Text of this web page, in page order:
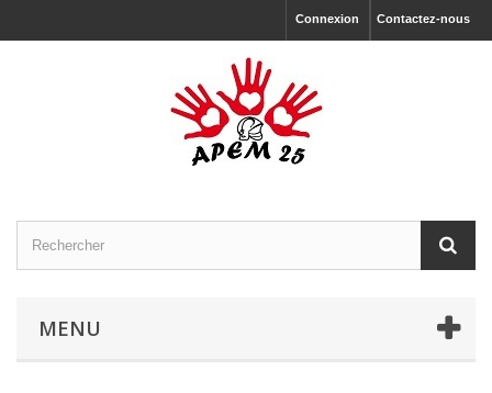
Contactez-nous
Connexion
MENU